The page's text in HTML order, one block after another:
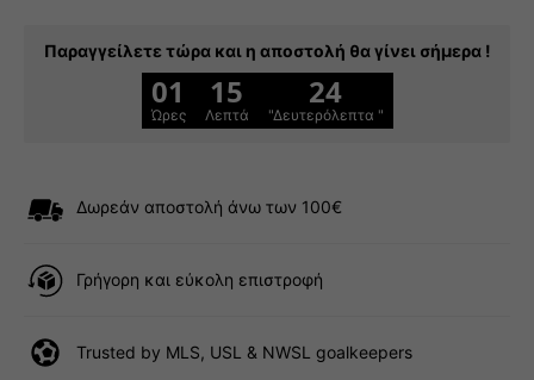
Παραγγείλετε τώρα και η αποστολή θα γίνει σήμερα !
01
Ώρες
15
Λεπτά
23
"Δευτερόλεπτα "
Δωρεάν αποστολή άνω των 100€
Γρήγορη και εύκολη επιστροφή
Trusted by MLS, USL & NWSL goalkeepers